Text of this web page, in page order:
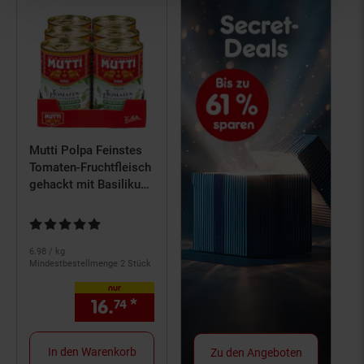
Mutti Polpa Feinstes
Tomaten-Fruchtfleisch
gehackt mit Basilikum
Kundenbewertung: 4,85 von 5 Sternen
6.98 / kg
Mindestbestellmenge 2 Stück
nur
16.74 *
In den Warenkorb Zu den Angeboten